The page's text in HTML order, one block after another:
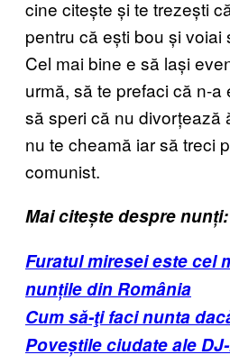
cine citește și te trezești
pentru că ești bou și voiai
Cel mai bine e să lași
urmă, să te prefaci că n-
să speri că nu divorțează
nu te cheamă iar să treci
comunist.
Mai citește despre nunți:
Furatul miresei este cel
nunțile din România
Cum să-ţi faci nunta
Poveștile ciudate ale